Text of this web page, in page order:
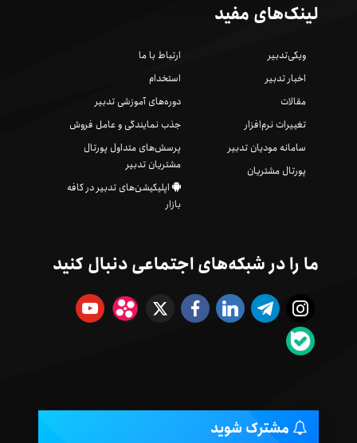
لینک‌های مفید
ویکی‌تدبیر
اخبار تدبیر
مقالات
تغییرات نرم‌افزار
سامانه مودیان تدبیر
پورتال مشتریان
ارتباط با ما
استخدام
دوره‌های آموزشی تدبیر
جذب نمایندگی و عامل فروش
پرسش‌های متداول پورتال
مشتریان تدبیر
اپلیکیشن‌های تدبیر در کافه
بازار
ما را در شبکه‌های اجتماعی دنبال کنید
مشترک شوید